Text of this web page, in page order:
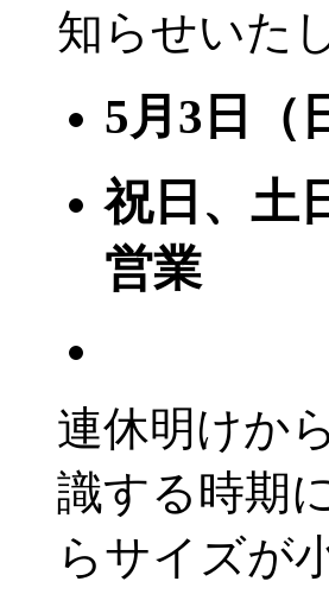
知らせいた
5月3日（
祝日、土
営業
連休明けか
識する時期
らサイズが